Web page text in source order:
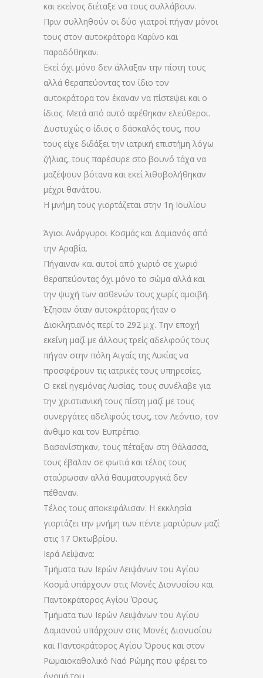
και εκείνος διέταξε να τους συλλάβουν.
Πριν συλληθούν οι δύο γιατροί πήγαν μόνοι
τους στον αυτοκράτορα Καρίνο και
παραδόθηκαν.
Εκεί όχι μόνο δεν άλλαξαν την πίστη τους
αλλά θεραπεύοντας τον ίδιο τον
αυτοκράτορα τον έκαναν να πίστεψει και ο
ίδιος. Μετά από αυτό αφέθηκαν ελεύθεροι.
Δυστυχώς ο ίδιος ο δάσκαλός τους, που
τους είχε διδάξει την ιατρική επιστήμη λόγω
ζήλιας, τους παρέσυρε στο βουνό τάχα να
μαζέψουν βότανα και εκεί λιθοβολήθηκαν
μέχρι θανάτου.
Η μνήμη τους γιορτάζεται στην 1η Ιουλίου
Άγιοι Ανάργυροι Κοσμάς και Δαμιανός από
την Αραβία.
Πήγαιναν και αυτοί από χωριό σε χωριό
θεραπεύοντας όχι μόνο το σώμα αλλά και
την ψυχή των ασθενών τους χωρίς αμοιβή.
Έζησαν όταν αυτοκράτορας ήταν ο
Διοκλητιανός περί το 292 μ.χ. Την εποχή
εκείνη μαζί με άλλους τρείς αδελφούς τους
πήγαν στην πόλη Αιγαίς της Λυκίας να
προσφέρουν τις ιατρικές τους υπηρεσίες.
Ο εκεί ηγεμόνας Λυσίας, τους συνέλαβε για
την χριστιανική τους πίστη μαζί με τους
συνεργάτες αδελφούς τους, τον Λεόντιο, τον
άνθιμο και τον Ευπρέπιο.
Βασανίστηκαν, τους πέταξαν στη θάλασσα,
τους έβαλαν σε φωτιά και τέλος τους
σταύρωσαν αλλά θαυματουργικά δεν
πέθαναν.
Τέλος τους αποκεφάλισαν. Η εκκλησία
γιορτάζει την μνήμη των πέντε μαρτύρων μαζί
στις 17 Οκτωβρίου.
Ιερά Λείψανα:
Τμήματα των Ιερών Λειψάνων του Αγίου
Κοσμά υπάρχουν στις Μονές Διονυσίου και
Παντοκράτορος Αγίου Όρους.
Τμήματα των Ιερών Λειψάνων του Αγίου
Δαμιανού υπάρχουν στις Μονές Διονυσίου
και Παντοκράτορος Αγίου Όρους και στον
Ρωμαιοκαθολικό Ναό Ρώμης που φέρει το